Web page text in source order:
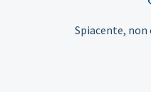
Spiacente,